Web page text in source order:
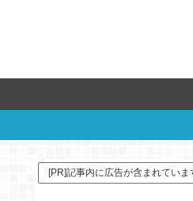
[PR]記事内に広告が含まれていま